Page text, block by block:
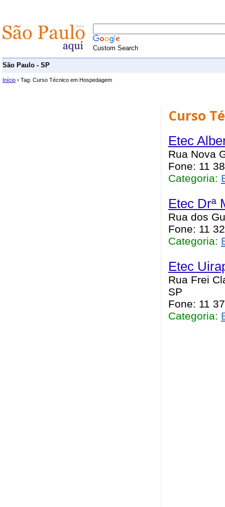
Custom Search
São Paulo - SP
Início › Tag: Curso Técnico em Hospedagem
Curso
Etec
Rua Nova
Fone: 11
Categoria:
Etec Drª
Rua dos
Fone: 11
Categoria:
Etec
Rua Frei
SP
Fone: 11
Categoria: